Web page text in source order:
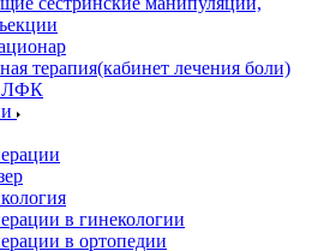
терапия(кабинет лечения боли)
ЛФК
в гинекологии
в ортопедии